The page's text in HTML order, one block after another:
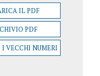
IL PDF
PDF
VECCHI NUMERI